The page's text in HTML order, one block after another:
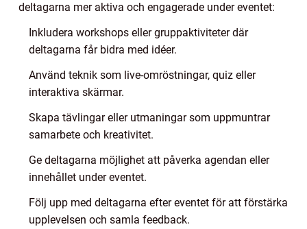
deltagarna mer aktiva och engagerade under eventet:
Inkludera workshops eller gruppaktiviteter där
deltagarna får bidra med idéer.
Använd teknik som live-omröstningar, quiz eller
interaktiva skärmar.
Skapa tävlingar eller utmaningar som uppmuntrar
samarbete och kreativitet.
Ge deltagarna möjlighet att påverka agendan eller
innehållet under eventet.
Följ upp med deltagarna efter eventet för att förstärka
upplevelsen och samla feedback.